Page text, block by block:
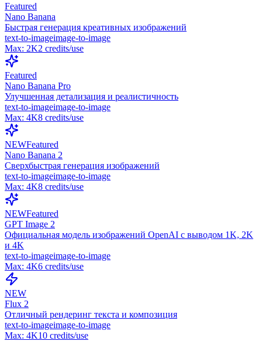
Featured
Nano Banana
Быстрая генерация креативных изображений
text-to-imageimage-to-image
Max: 2K2 credits/use
Featured
Nano Banana Pro
Улучшенная детализация и реалистичность
text-to-imageimage-to-image
Max: 4K8 credits/use
NEWFeatured
Nano Banana 2
Сверхбыстрая генерация изображений
text-to-imageimage-to-image
Max: 4K8 credits/use
NEWFeatured
GPT Image 2
Официальная модель изображений OpenAI с выводом 1K, 2K
и 4K
text-to-imageimage-to-image
Max: 4K6 credits/use
NEW
Flux 2
Отличный рендеринг текста и композиция
text-to-imageimage-to-image
Max: 4K10 credits/use